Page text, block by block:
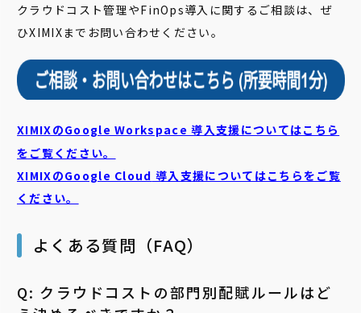
クラウドコスト管理やFinOps導入に関するご相談は、ぜ
ひXIMIXまでお問い合わせください。
XIMIXのGoogle Workspace 導入支援についてはこちら
をご覧ください。
XIMIXのGoogle Cloud 導入支援についてはこちらをご覧
ください。
よくある質問（FAQ）
Q: クラウドコストの部門別配賦ルールはど